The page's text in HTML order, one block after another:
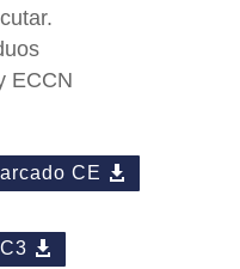
ECCN
CE